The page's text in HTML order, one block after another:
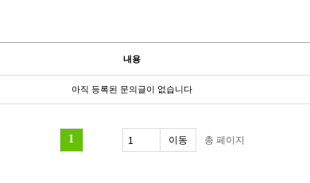
내용
아직 등록된 문의글이 없습니다
1 총 페이지